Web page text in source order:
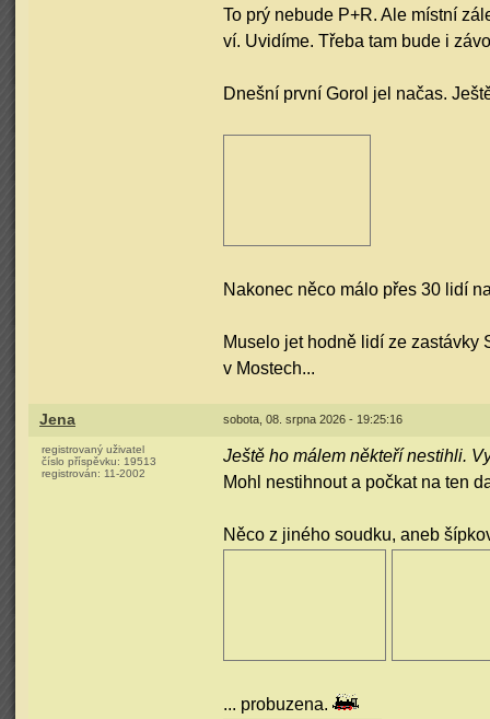
To prý nebude P+R. Ale místní
ví. Uvidíme. Třeba tam bude i
Dnešní první Gorol jel načas.
Nakonec něco málo přes 30 lidí
Muselo jet hodně lidí ze zastávky
v Mostech...
Jena sobota, 08. srpna 2026 - 19:25:16
registrovaný uživatel
číslo příspěvku: 19513
registrován: 11-2002
Ještě ho málem někteří nestihli.
Mohl nestihnout a počkat na ten
Něco z jiného soudku, aneb
... probuzena.